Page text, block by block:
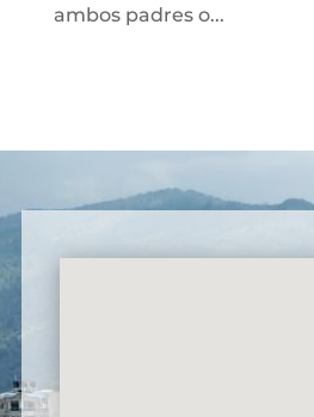
ambos padres o...